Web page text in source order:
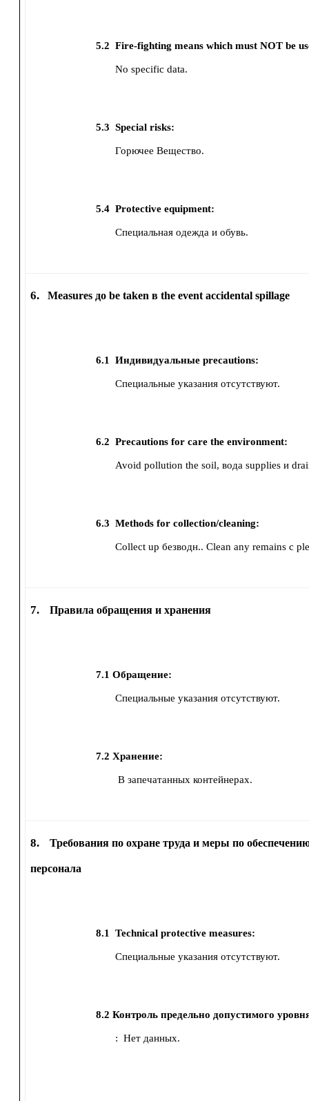
5.2 Fire-fighting means which must NOT be
No specific data.
5.3 Special risks:
Горючее Вещество.
5.4 Protective equipment:
Специальная одежда и обувь.
6. Measures до be taken в the event accidental spillage
6.1 Индивидуальные precautions:
Специальные указания отсутствуют.
6.2 Precautions for care the environment:
Avoid pollution the soil, вода supplies и
6.3 Methods for collection/cleaning:
Collect up безводн.. Clean any remains с
7. Правила обращения и хранения
7.1 Обращение:
Специальные указания отсутствуют.
7.2 Хранение:
В запечатанных контейнерах.
8. Требования по охране труда и меры по
персонала
8.1 Technical protective measures:
Специальные указания отсутствуют.
8.2 Контроль предельно допустимого
: Нет данных.